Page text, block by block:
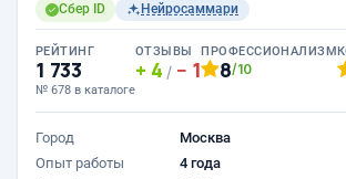
Сбер ID Нейросаммари
РЕЙТИНГ
1 733
№ 678 в каталоге
ОТЗЫВЫ
4 / 1
ПРОФЕССИОНАЛИЗМ
8/10
Город
Москва
Опыт работы
4 года